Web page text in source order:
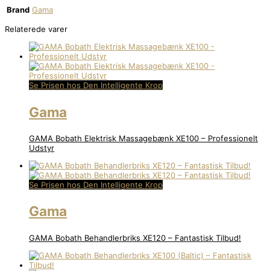
Brand Gama
Relaterede varer
Se Prisen hos Den Intelligente Krop
Gama
GAMA Bobath Elektrisk Massagebænk XE100 – Professionelt
Udstyr
Se Prisen hos Den Intelligente Krop
Gama
GAMA Bobath Behandlerbriks XE120 – Fantastisk Tilbud!